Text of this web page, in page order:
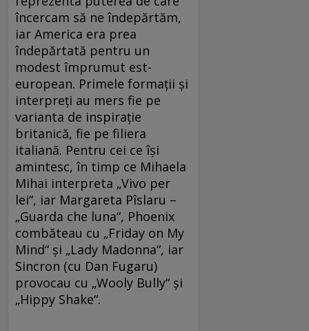
încercam să ne îndepărtăm,
iar America era prea
îndepărtată pentru un
modest împrumut est-
european. Primele formaţii şi
interpreţi au mers fie pe
varianta de inspiraţie
britanică, fie pe filiera
italiană. Pentru cei ce îşi
amintesc, în timp ce Mihaela
Mihai interpreta „Vivo per
lei“, iar Margareta Pîslaru –
„Guarda che luna“, Phoenix
combăteau cu „Friday on My
Mind“ şi „Lady Madonna“, iar
Sincron (cu Dan Fugaru)
provocau cu „Wooly Bully“ şi
„Hippy Shake“.